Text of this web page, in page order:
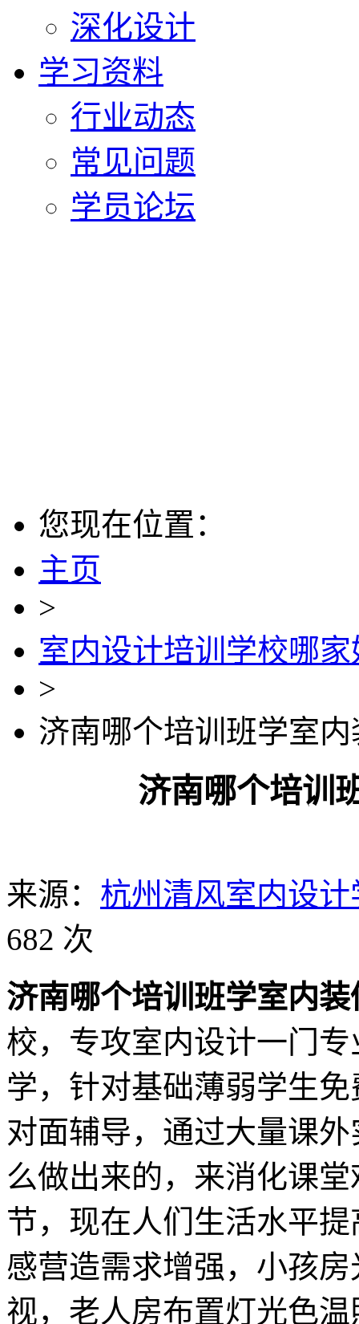
深化设计
学习资料
行业动态
常见问题
学员论坛
您现在位置：
主页
>
室内设计培训学校哪家
>
济南哪个培训班学室
济南哪个培训
来源： 杭州清风室内设计
682 次
济南哪个培训班学室内
校，专攻室内设计一门
学，针对基础薄弱学生
对面辅导，通过大量课
么做出来的，来消化课
节，现在人们生活水平
感营造需求增强，小孩
视，老人房布置灯光色